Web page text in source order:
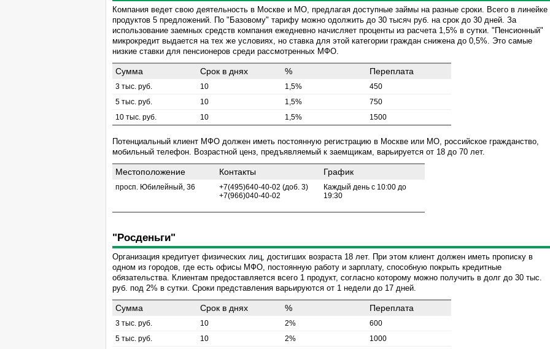
Компания ведет свою деятельность в Москве и МО, предлагая доступные займы на разные сроки. Всего в линейке
продуктов 5 предложений. По "Базовому" тарифу можно одолжить до 30 тысяч руб. на срок до 30 дней. За
использование заемных средств компания ежедневно начисляет проценты из расчета 1,5% в сутки. "Пенсионный"
микрокредит выдается на тех же условиях, но ставка для этой категории граждан снижена до 0,5%. Это самые
низкие ставки для пенсионеров среди рассмотренных МФО.
Сумма Срок в днях % Переплата
3 тыс. руб. 10 1,5%
450
5 тыс. руб.
10 1,5%
750
10 тыс. руб.
10 1,5% 1500
Потенциальный клиент МФО должен иметь постоянную регистрацию в Москве или МО, российское гражданство,
мобильный телефон. Возрастной ценз, предъявляемый к заемщикам, варьируется от 18 до 70 лет.
Местоположение Контакты График
просп. Юбилейный, 36
+7(495)640-40-02 (доб. 3)
+7(966)040-40-02
Каждый день с 10:00 до
19:30
"Росденьги"
Организация кредитует физических лиц, достигших возраста 18 лет. При этом клиент должен иметь прописку в
одном из городов, где есть офисы МФО, постоянную работу и зарплату, способную покрыть кредитные
обязательства. Клиентам предоставляется всего 1 продукт, согласно которому можно получить в долг до 30 тыс.
руб. под 2% в сутки. Сроки представления варьируются от 1 недели до 17 дней.
Сумма Срок в днях % Переплата
3 тыс. руб. 10 2%
600
5 тыс. руб.
10 2%
1000